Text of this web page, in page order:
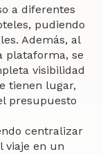
a diferentes
pudiendo
Además, al
plataforma, se
visibilidad
tienen lugar,
presupuesto
centralizar
viaje en un